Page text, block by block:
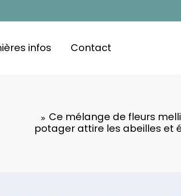
infos Contact
Ce mélange de fleurs
potager attire les abeilles et